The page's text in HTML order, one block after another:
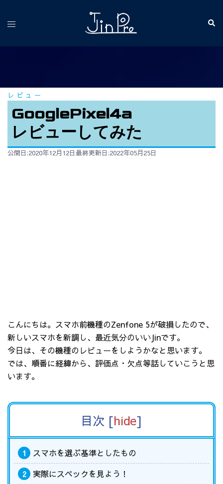
ト
ュ
ー
検
索
レビュー
GooglePixel4a
レビューしてみた
公開日:2020年12月12日最終更新日:2022年05月25日
こんにちは。スマホ前機種のZenfone 5が破損したので、
新しいスマホを新調し、最近気分のいいJinです。
今日は、その機種のレビューをしようかなと思います。
では、順番に経緯から、評価点・欠点等話していこうと思
います。
目次 [hide]
1 スマホを選ぶ基準としたもの
2 実際にスペックを見よう！